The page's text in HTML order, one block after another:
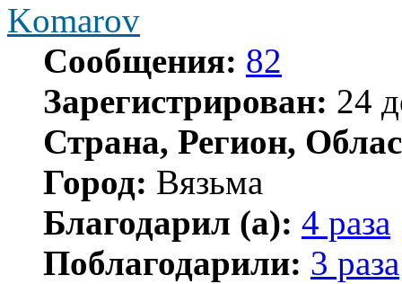
Komarov
Сообщения: 82
Зарегистрирован: 24
Страна, Регион,
Город: Вязьма
Благодарил (а): 4 раза
Поблагодарили: 3 раза